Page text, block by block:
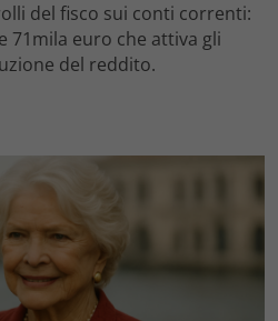
del fisco sui conti correnti:
71mila euro che attiva gli
del reddito.